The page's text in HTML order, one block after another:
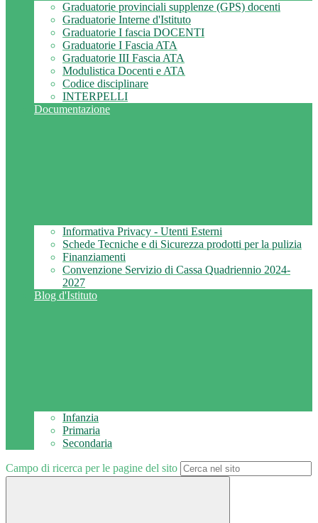
Graduatorie provinciali supplenze (GPS) docenti
Graduatorie Interne d'Istituto
Graduatorie I fascia DOCENTI
Graduatorie I Fascia ATA
Graduatorie III Fascia ATA
Modulistica Docenti e ATA
Codice disciplinare
INTERPELLI
Documentazione
Informativa Privacy - Utenti Esterni
Schede Tecniche e di Sicurezza prodotti per la pulizia
Finanziamenti
Convenzione Servizio di Cassa Quadriennio 2024-
2027
Blog d'Istituto
Infanzia
Primaria
Secondaria
Campo di ricerca per le pagine del sito